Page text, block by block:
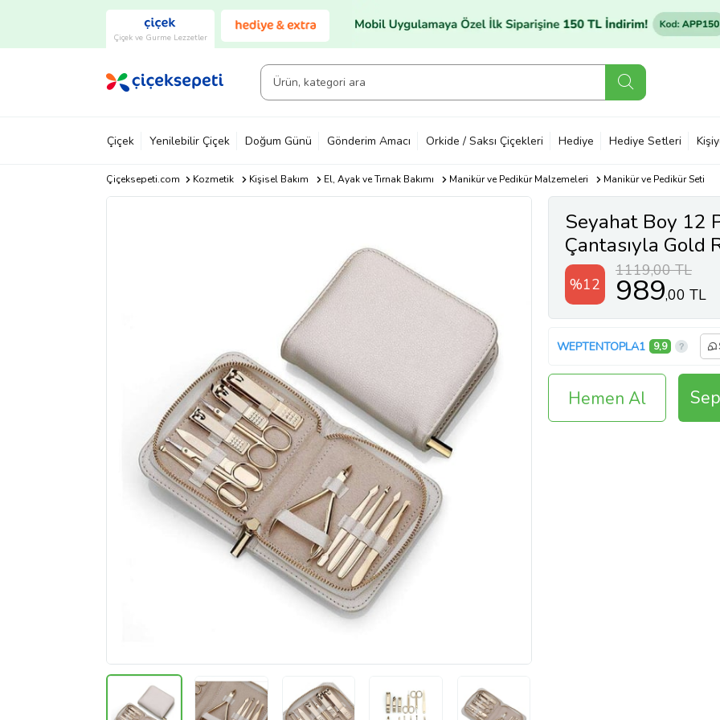
Çiçek ve Gurme Lezzetler
Çiçek Yenilebilir Çiçek Doğum Günü Gönderim Amacı Orkide / Saksı Çiçekleri Hediye Hediye Setleri
Çiçeksepeti.com Kozmetik Kişisel Bakım El, Ayak ve Tırnak Bakımı Manikür ve Pedikür Malzemeleri Manikür ve Pedikür Seti
Seyahat Boy 12
Çantasıyla Gold
Cilt Bakım Seti
%12
1119,00 TL
989,00 TL
WEPTENTOPLA1 9,9
Hemen Al